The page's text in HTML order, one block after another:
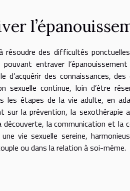
résoudre des difficultés
entraver
d’acquérir des connaissances,
sexuelle continue, loin d’être
les étapes de la vie adulte, en
sur la prévention, la sexothérapie
la communication et la
vie sexuelle sereine,
ou dans la relation à soi-même.